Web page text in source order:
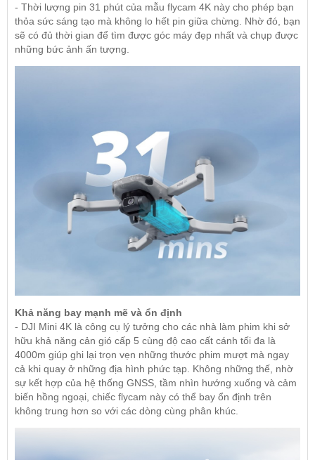
- Thời lượng pin 31 phút của mẫu flycam 4K này cho phép bạn
thỏa sức sáng tạo mà không lo hết pin giữa chừng. Nhờ đó, bạn
sẽ có đủ thời gian để tìm được góc máy đẹp nhất và chụp được
những bức ảnh ấn tượng.
Khả năng bay mạnh mẽ và ổn định
- DJI Mini 4K là công cụ lý tưởng cho các nhà làm phim khi sở
hữu khả năng cản gió cấp 5 cùng độ cao cất cánh tối đa là
4000m giúp ghi lại trọn vẹn những thước phim mượt mà ngay
cả khi quay ở những địa hình phức tạp. Không những thế, nhờ
sự kết hợp của hệ thống GNSS, tầm nhìn hướng xuống và cảm
biến hồng ngoại, chiếc flycam này có thể bay ổn định trên
không trung hơn so với các dòng cùng phân khúc.